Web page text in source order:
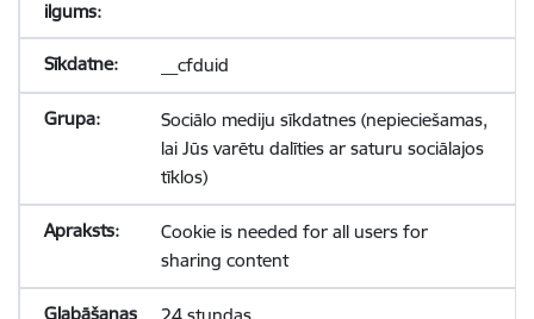
__cfduid
Sociālo mediju sīkdatnes (nepieciešamas,
lai Jūs varētu dalīties ar saturu sociālajos
tīklos)
Cookie is needed for all users for
sharing content